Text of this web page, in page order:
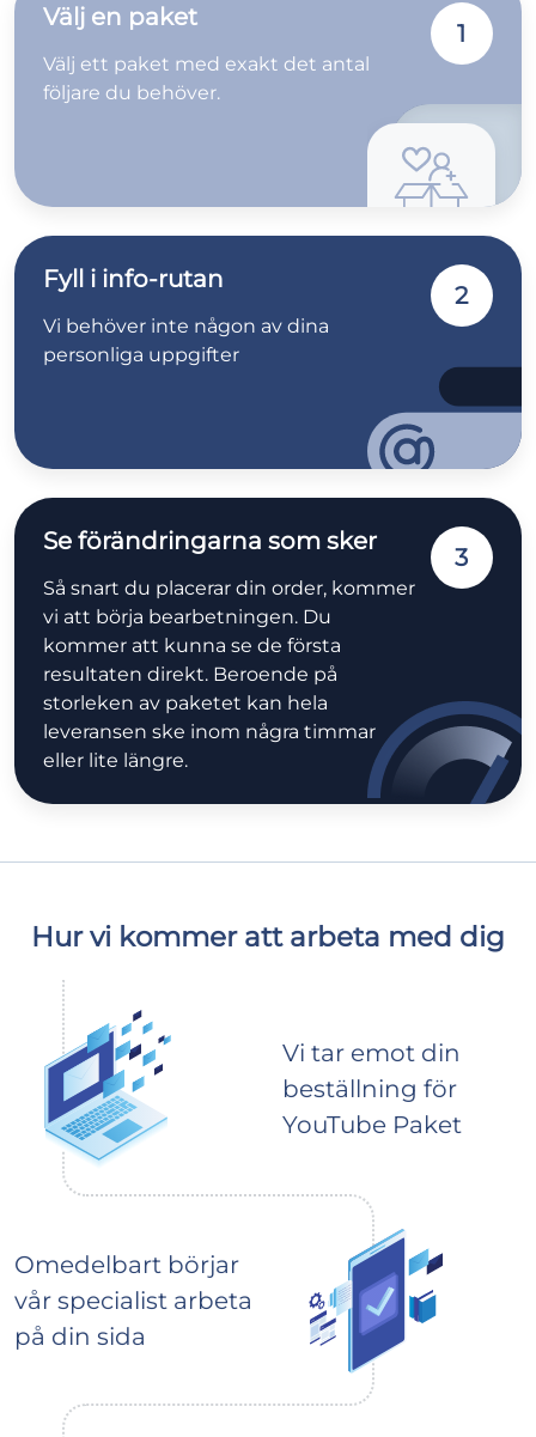
Välj en paket
Välj ett paket med exakt det antal
följare du behöver.
1
Fyll i info-rutan
Vi behöver inte någon av dina
personliga uppgifter
2
Se förändringarna som sker
Så snart du placerar din order, kommer
vi att börja bearbetningen. Du
kommer att kunna se de första
resultaten direkt. Beroende på
storleken av paketet kan hela
leveransen ske inom några timmar
eller lite längre.
3
Hur vi kommer att arbeta med dig
Vi tar emot din
beställning för
YouTube Paket
Omedelbart börjar
vår specialist arbeta
på din sida